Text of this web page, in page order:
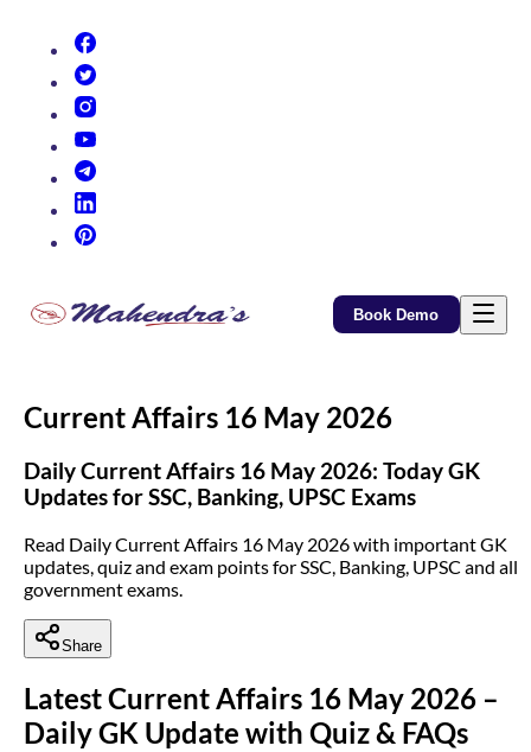
Book Demo
Current Affairs 16 May 2026
Daily Current Affairs 16 May 2026: Today GK
Updates for SSC, Banking, UPSC Exams
Read Daily Current Affairs 16 May 2026 with important GK
updates, quiz and exam points for SSC, Banking, UPSC and all
government exams.
Share
Latest Current Affairs 16 May 2026 –
Daily GK Update with Quiz & FAQs